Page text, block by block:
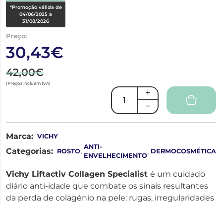
*Promoção válida de
04/06/2025 a
31/08/2026
Preço:
30,43€
42,00€
(Preços incluem IVA)
Marca: VICHY
Categorias: ROSTO, ANTI-
ENVELHECIMENTO, DERMOCOSMÉTICA
Vichy Liftactiv Collagen Specialist é um cuidado
diário anti-idade que combate os sinais resultantes
da perda de colagénio na pele: rugas, irregularidades